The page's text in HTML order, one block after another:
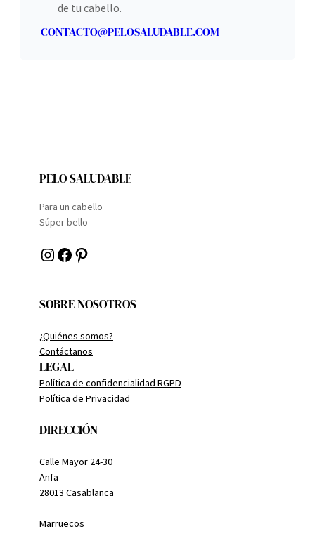
de tu cabello.
CONTACTO@PELOSALUDABLE.COM
PELO SALUDABLE
Para un cabello
Súper bello
Instagram Facebook Pinterest
SOBRE NOSOTROS
¿Quiénes somos?
Contáctanos
LEGAL
Política de confidencialidad RGPD
Política de Privacidad
DIRECCIÓN
Calle Mayor 24-30
Anfa
28013 Casablanca
Marruecos